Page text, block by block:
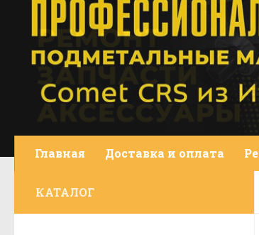
Главная Доставка и оплата
КАТАЛОГ